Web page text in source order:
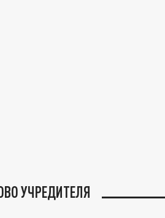
УЧРЕДИТЕЛЯ